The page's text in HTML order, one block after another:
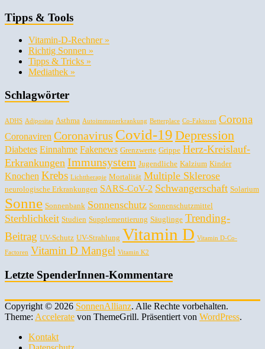
Tipps & Tools
Vitamin-D-Rechner »
Richtig Sonnen »
Tipps & Tricks »
Mediathek »
Schlagwörter
ADHS Adipositas Asthma Autoimmunerkrankung Betterplace Co-Faktoren Corona
Coronaviren Coronavirus Covid-19 Depression
Diabetes Einnahme Fakenews Grenzwerte Grippe Herz-Kreislauf-
Erkrankungen Immunsystem Jugendliche Kalzium Kinder
Knochen Krebs Lichttherapie Mortalität Multiple Sklerose
neurologische Erkrankungen SARS-CoV-2 Schwangerschaft Solarium
Sonne Sonnenbank Sonnenschutz Sonnenschutzmittel
Sterblichkeit Studien Supplementierung Säuglinge Trending-
Beitrag UV-Schutz UV-Strahlung Vitamin D Vitamin D-Co-
Factoren Vitamin D Mangel Vitamin K2
Letzte SpenderInnen-Kommentare
Copyright © 2026 SonnenAllianz. Alle Rechte vorbehalten.
Theme: Accelerate von ThemeGrill. Präsentiert von WordPress.
Kontakt